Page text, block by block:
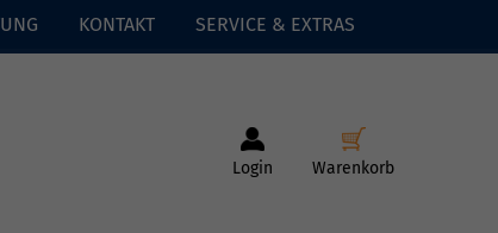
KONTAKT SERVICE & EXTRAS
Login Warenkorb